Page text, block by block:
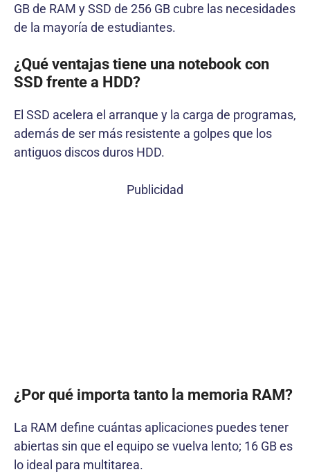
GB de RAM y SSD de 256 GB cubre las necesidades
de la mayoría de estudiantes.
¿Qué ventajas tiene una notebook con
SSD frente a HDD?
El SSD acelera el arranque y la carga de programas,
además de ser más resistente a golpes que los
antiguos discos duros HDD.
Publicidad
¿Por qué importa tanto la memoria RAM?
La RAM define cuántas aplicaciones puedes tener
abiertas sin que el equipo se vuelva lento; 16 GB es
lo ideal para multitarea.